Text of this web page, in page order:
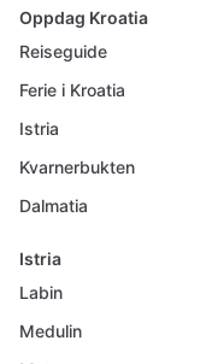
Oppdag Kroatia
Reiseguide
Ferie i Kroatia
Istria
Kvarnerbukten
Dalmatia
Istria
Labin
Medulin